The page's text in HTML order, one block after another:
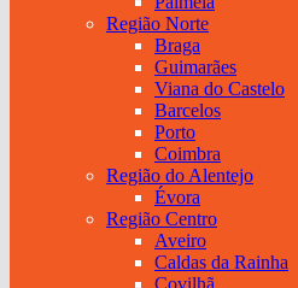
Região Norte
Braga
Guimarães
Viana do Castelo
Barcelos
Porto
Coimbra
Região do Alentejo
Évora
Região Centro
Aveiro
Caldas da Rainha